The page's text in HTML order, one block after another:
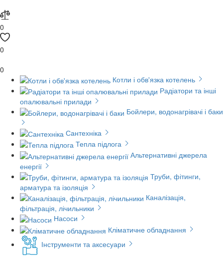
0
0
0
Котли і обв'язка котелень
Радіатори та інші
опалювальні прилади
Бойлери, водонагрівачі і баки
Сантехніка
Тепла підлога
Альтернативні джерела
енергії
Труби, фітинги,
арматура та ізоляція
Каналізація,
фільтрація, лічильники
Насоси
Кліматичне обладнання
Інструменти та аксесуари